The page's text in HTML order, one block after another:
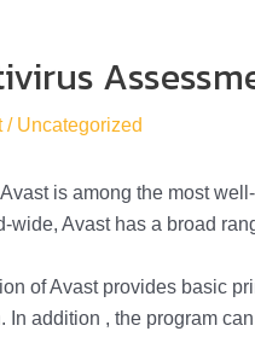
/ Uncategorized
is among the most
wide, Avast has a broad
of Avast provides basic
In addition , the program